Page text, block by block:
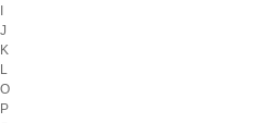
J
K
L
O
P